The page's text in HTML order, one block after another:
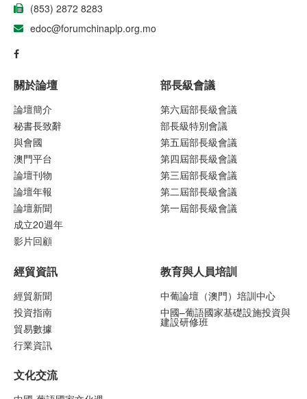
(853) 2872 8283
edoc@forumchinaplp.org.mo
關於論壇
論壇簡介
秘書長致辭
與會國
澳門平台
論壇刊物
論壇年報
論壇新聞
成立20週年
影片回顧
部長級會議
第六屆部長級會議
部長級特別會議
第五屆部長級會議
第四屆部長級會議
第三屆部長級會議
第二屆部長級會議
第一屆部長級會議
經貿資訊
經貿新聞
投資指南
貿易數據
行業資訊
文化交流
教育與人員培訓
中葡論壇（澳門）培訓中心
中國–葡語國家基礎設施投資與
建設研修班